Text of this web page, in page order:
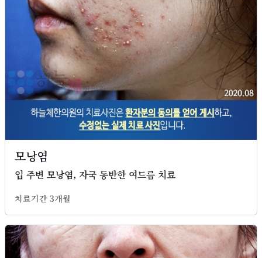
모낭염
입 주변 모낭염, 자국 동반한 여드름 치료
치료기간 3개월